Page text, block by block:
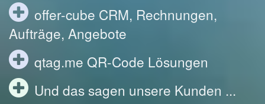
offer-cube CRM, Rechnungen,
Aufträge, Angebote
qtag.me QR-Code Lösungen
Und das sagen unsere Kunden ...